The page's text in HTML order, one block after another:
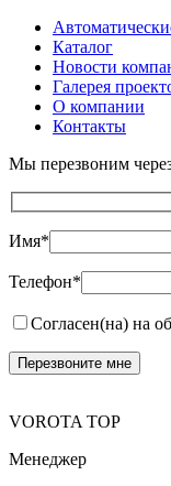
Каталог
Новости
Галерея
О компании
Контакты
Мы перезвоним
Имя*
Телефон*
Согласен(на) на
VOROTA TOP
Менеджер